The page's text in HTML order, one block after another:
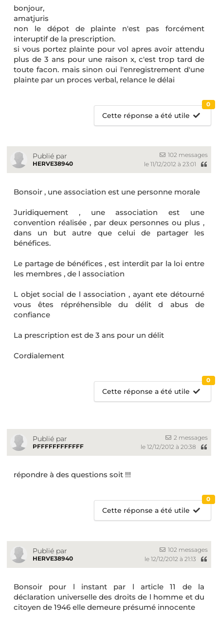
bonjour,
amatjuris
non le dépot de plainte n'est pas forcément
interuptif de la prescription.
si vous portez plainte pour vol apres avoir attendu
plus de 3 ans pour une raison x, c'est trop tard de
toute facon. mais sinon oui l'enregistrement d'une
plainte par un proces verbal, relance le délai
Cette réponse a été utile
0
Publié par
HERVE38940
102 messages
le 11/12/2012 à 23:01
Bonsoir , une association est une personne morale
Juridiquement , une association est une
convention réalisée , par deux personnes ou plus ,
dans un but autre que celui de partager les
bénéfices.
Le partage de bénéfices , est interdit par la loi entre
les membres , de l association
L objet social de l association , ayant ete détourné
vous êtes répréhensible du délit d abus de
confiance
La prescription est de 3 ans pour un délit
Cordialement
Cette réponse a été utile
0
Publié par
PFFFFFFFFFFFF
2 messages
le 12/12/2012 à 20:38
répondre à des questions soit !!!
Cette réponse a été utile
0
Publié par
HERVE38940
102 messages
le 12/12/2012 à 21:13
Bonsoir pour l instant par l article 11 de la
déclaration universelle des droits de l homme et du
citoyen de 1946 elle demeure présumé innocente